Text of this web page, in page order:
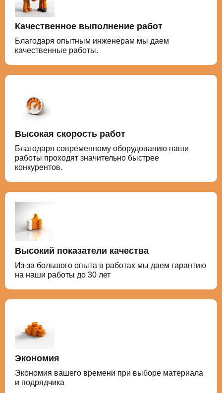
Качественное выполнение работ
Благодаря опытным инженерам мы даем
качественные работы.
Высокая скорость работ
Благодаря современному оборудованию наши
работы проходят значительно быстрее
конкурентов.
Высокий показатели качества
Из-за большого опыта в работах мы даем гарантию
на наши работы до 30 лет
Экономия
Экономия вашего времени при выборе материала
и подрядчика